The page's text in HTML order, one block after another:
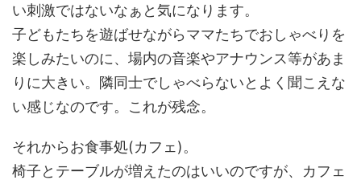
い刺激ではないなぁと気になります。
子どもたちを遊ばせながらママたちでおしゃべりを
楽しみたいのに、場内の音楽やアナウンス等があま
りに大きい。隣同士でしゃべらないとよく聞こえな
い感じなのです。これが残念。
それからお食事処(カフェ)。
椅子とテーブルが増えたのはいいのですが、カフェ